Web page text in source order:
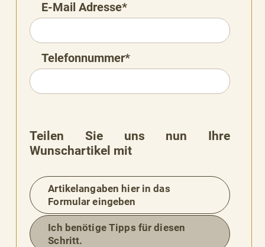
E-Mail Adresse*
Telefonnummer*
Teilen Sie uns nun Ihre
Wunschartikel mit
Artikelangaben hier in das
Formular eingeben
Ich benötige Tipps für diesen
Schritt.